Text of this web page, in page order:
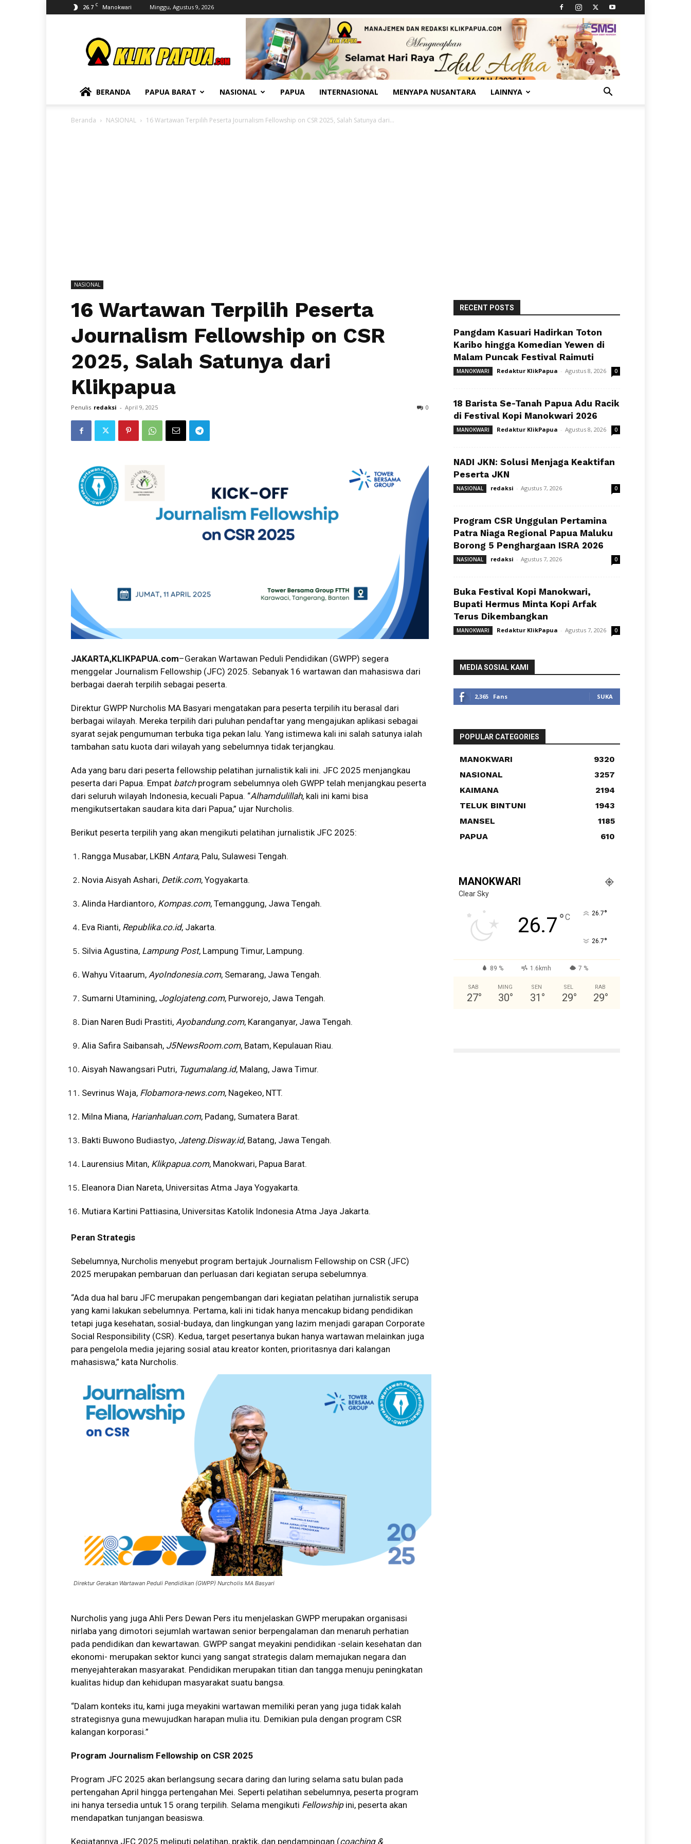
26.7 C Manokwari Minggu, Agustus 9, 2026
BERANDA PAPUA BARAT NASIONAL PAPUA INTERNASIONAL MENYAPA NUSANTARA LAINNYA
Beranda NASIONAL 16 Wartawan Terpilih Peserta Journalism Fellowship on CSR 2025, Salah Satunya dari...
NASIONAL
16 Wartawan Terpilih Peserta
Journalism Fellowship on CSR
2025, Salah Satunya dari
Klikpapua
Penulis redaksi - April 9, 2025 0
JAKARTA,KLIKPAPUA.com–Gerakan Wartawan Peduli Pendidikan (GWPP) segera
menggelar Journalism Fellowship (JFC) 2025. Sebanyak 16 wartawan dan mahasiswa dari
berbagai daerah terpilih sebagai peserta.
Direktur GWPP Nurcholis MA Basyari mengatakan para peserta terpilih itu berasal dari
berbagai wilayah. Mereka terpilih dari puluhan pendaftar yang mengajukan aplikasi sebagai
syarat sejak pengumuman terbuka tiga pekan lalu. Yang istimewa kali ini salah satunya ialah
tambahan satu kuota dari wilayah yang sebelumnya tidak terjangkau.
Ada yang baru dari peserta fellowship pelatihan jurnalistik kali ini. JFC 2025 menjangkau
peserta dari Papua. Empat batchprogram sebelumnya oleh GWPP telah menjangkau peserta
dari seluruh wilayah Indonesia, kecuali Papua. “Alhamdulillah, kali ini kami bisa
mengikutsertakan saudara kita dari Papua,” ujar Nurcholis.
Berikut peserta terpilih yang akan mengikuti pelatihan jurnalistik JFC 2025:
Rangga Musabar, LKBN Antara, Palu, Sulawesi Tengah.
Novia Aisyah Ashari, Detik.com, Yogyakarta.
Alinda Hardiantoro, Kompas.com, Temanggung, Jawa Tengah.
Eva Rianti, Republika.co.id, Jakarta.
Silvia Agustina, Lampung Post, Lampung Timur, Lampung.
Wahyu Vitaarum, AyoIndonesia.com, Semarang, Jawa Tengah.
Sumarni Utamining, Joglojateng.com, Purworejo, Jawa Tengah.
Dian Naren Budi Prastiti, Ayobandung.com, Karanganyar, Jawa Tengah.
Alia Safira Saibansah, J5NewsRoom.com, Batam, Kepulauan Riau.
Aisyah Nawangsari Putri, Tugumalang.id, Malang, Jawa Timur.
Sevrinus Waja, Flobamora-news.com, Nagekeo, NTT.
Milna Miana, Harianhaluan.com, Padang, Sumatera Barat.
Bakti Buwono Budiastyo, Jateng.Disway.id, Batang, Jawa Tengah.
Laurensius Mitan, Klikpapua.com, Manokwari, Papua Barat.
Eleanora Dian Nareta, Universitas Atma Jaya Yogyakarta.
Mutiara Kartini Pattiasina, Universitas Katolik Indonesia Atma Jaya Jakarta.
Peran Strategis
Sebelumnya, Nurcholis menyebut program bertajuk Journalism Fellowship on CSR (JFC)
2025 merupakan pembaruan dan perluasan dari kegiatan serupa sebelumnya.
“Ada dua hal baru JFC merupakan pengembangan dari kegiatan pelatihan jurnalistik serupa
yang kami lakukan sebelumnya. Pertama, kali ini tidak hanya mencakup bidang pendidikan
tetapi juga kesehatan, sosial-budaya, dan lingkungan yang lazim menjadi garapan Corporate
Social Responsibility (CSR). Kedua, target pesertanya bukan hanya wartawan melainkan juga
para pengelola media jejaring sosial atau kreator konten, prioritasnya dari kalangan
mahasiswa,” kata Nurcholis.
Direktur Gerakan Wartawan Peduli Pendidikan (GWPP) Nurcholis MA Basyari
Nurcholis yang juga Ahli Pers Dewan Pers itu menjelaskan GWPP merupakan organisasi
nirlaba yang dimotori sejumlah wartawan senior berpengalaman dan menaruh perhatian
pada pendidikan dan kewartawan. GWPP sangat meyakini pendidikan -selain kesehatan dan
ekonomi- merupakan sektor kunci yang sangat strategis dalam memajukan negara dan
menyejahterakan masyarakat. Pendidikan merupakan titian dan tangga menuju peningkatan
kualitas hidup dan kehidupan masyarakat suatu bangsa.
“Dalam konteks itu, kami juga meyakini wartawan memiliki peran yang juga tidak kalah
strategisnya guna mewujudkan harapan mulia itu. Demikian pula dengan program CSR
kalangan korporasi.”
Program Journalism Fellowship on CSR 2025
Program JFC 2025 akan berlangsung secara daring dan luring selama satu bulan pada
pertengahan April hingga pertengahan Mei. Seperti pelatihan sebelumnya, peserta program
ini hanya tersedia untuk 15 orang terpilih. Selama mengikuti Fellowshipini, peserta akan
mendapatkan tunjangan beasiswa.
Kegiatannya JFC 2025 meliputi pelatihan, praktik, dan pendampingan (coaching &
RECENT POSTS
Pangdam Kasuari Hadirkan Toton
Karibo hingga Komedian Yewen di
Malam Puncak Festival Raimuti
MANOKWARI Redaktur KlikPapua - Agustus 8, 2026 0
18 Barista Se-Tanah Papua Adu Racik
di Festival Kopi Manokwari 2026
MANOKWARI Redaktur KlikPapua - Agustus 8, 2026 0
NADI JKN: Solusi Menjaga Keaktifan
Peserta JKN
NASIONAL redaksi - Agustus 7, 2026 0
Program CSR Unggulan Pertamina
Patra Niaga Regional Papua Maluku
Borong 5 Penghargaan ISRA 2026
NASIONAL redaksi - Agustus 7, 2026 0
Buka Festival Kopi Manokwari,
Bupati Hermus Minta Kopi Arfak
Terus Dikembangkan
MANOKWARI Redaktur KlikPapua - Agustus 7, 2026 0
MEDIA SOSIAL KAMI
2,365 Fans SUKA
POPULAR CATEGORIES
MANOKWARI
9320
NASIONAL
3257
KAIMANA
2194
TELUK BINTUNI
1943
MANSEL
1185
PAPUA
610
MANOKWARI
Clear Sky
26.7°C 26.7°
26.7°
89 % 1.6kmh 7 %
SAB
27°
MING
30°
SEN
31 °
SEL
29°
RAB
29°